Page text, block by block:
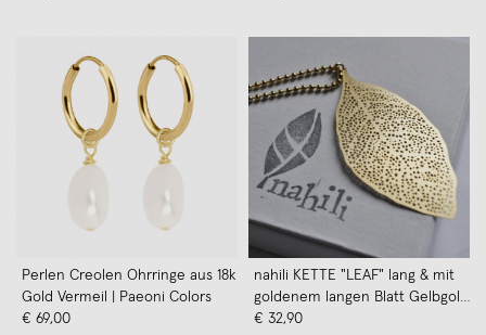
Perlen Creolen Ohrringe aus 18k
Gold Vermeil | Paeoni Colors
€ 69,00
nahili KETTE "LEAF" lang & mit
goldenem langen Blatt Gelbgold
14K Kügelchenkette
€ 32,90